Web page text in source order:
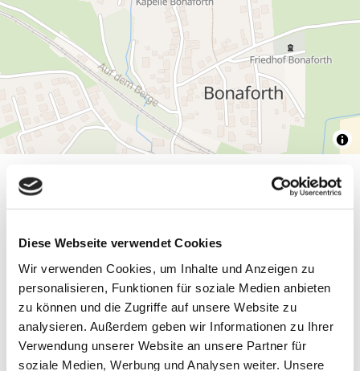
Diese Webseite verwendet Cookies
Wir verwenden Cookies, um Inhalte und Anzeigen zu
personalisieren, Funktionen für soziale Medien anbieten
zu können und die Zugriffe auf unsere Website zu
analysieren. Außerdem geben wir Informationen zu Ihrer
Verwendung unserer Website an unsere Partner für
soziale Medien, Werbung und Analysen weiter. Unsere
Allgemeine Informationen
Allgemeine Themen
Ausstattung Gesamtunterkunft